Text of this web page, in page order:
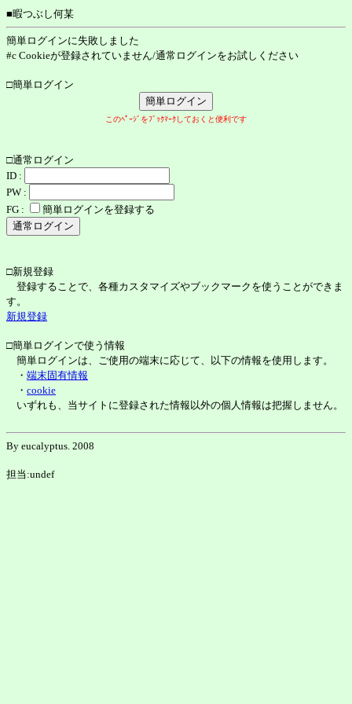
■暇つぶし何某
簡単ログインに失敗しました
#c Cookieが登録されていません/通常ログインをお試しください
□簡単ログイン
このﾍﾟｰｼﾞをﾌﾞｯｸﾏｰｸしておくと便利です
□通常ログイン
ID :
PW :
FG :
簡単ログインを登録する
□新規登録
登録することで、各種カスタマイズやブックマークを使うことができま
す。
新規登録
□簡単ログインで使う情報
簡単ログインは、ご使用の端末に応じて、以下の情報を使用します。
・ 端末固有情報
・ cookie
いずれも、当サイトに登録された情報以外の個人情報は把握しません。
By eucalyptus. 2008
担当:undef